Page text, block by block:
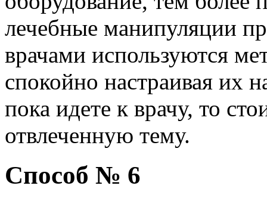
лечебные манипуляции
врачами используются
спокойно настраивая их
пока идете к врачу, то
отвлеченную тему.
Способ № 6